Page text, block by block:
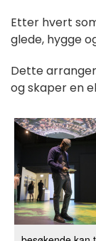
Etter hvert
glede, hygge
Dette
og skaper en